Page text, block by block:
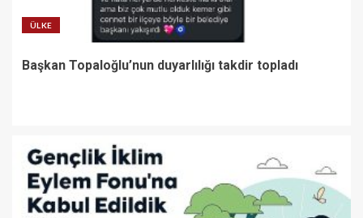
ÜLKE
Başkan Topaloğlu’nun duyarlılığı takdir topladı